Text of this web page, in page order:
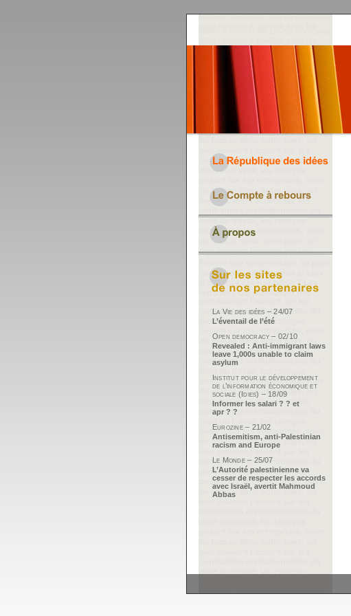
La Vie des idées – 24/07
L’éventail de l’été
Open democracy – 02/10
Revealed : Anti-immigrant laws
leave 1,000s unable to claim
asylum
Institut pour le développement
de l’information économique et
sociale (Idies) – 18/09
Informer les salari ? ? et
apr ? ?
Eurozine – 21/02
Antisemitism, anti-Palestinian
racism and Europe
Le Monde – 25/07
L’Autorité palestinienne va
cesser de respecter les accords
avec Israël, avertit Mahmoud
Abbas